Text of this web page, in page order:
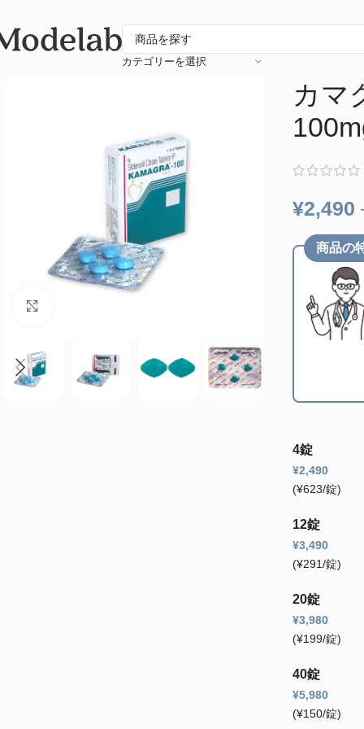
カテゴリーを選択
カマ
¥2,490
商品の
4錠
¥2,490
(¥623/錠)
12錠
¥3,490
(¥291/錠)
20錠
¥3,980
(¥199/錠)
40錠
¥5,980
(¥150/錠)